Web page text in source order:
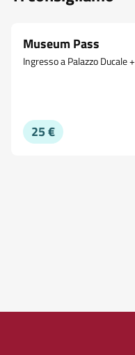
Museum Pass
Ingresso a Palazzo Ducale
25 €